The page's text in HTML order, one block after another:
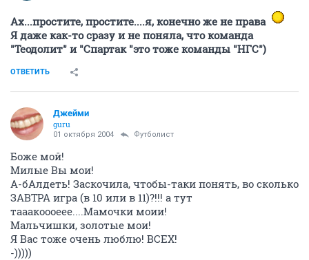
Ах...простите, простите....я, конечно же не права
Я даже как-то сразу и не поняла, что команда
"Теодолит" и "Спартак "это тоже команды "НГС")
ОТВЕТИТЬ
Джейми
guru
01 октября 2004 Футболист
Боже мой!
Милые Вы мои!
А-бАлдеть! Заскочила, чтобы-таки понять, во сколько
ЗАВТРА игра (в 10 или в 11)?!!! а тут
тааакоооеее....Мамочки моии!
Мальчишки, золотые мои!
Я Вас тоже очень люблю! ВСЕХ!
-)))))